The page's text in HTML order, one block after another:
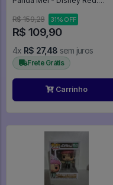
R$ 159,28
31% OFF
R$ 109,90
4x R$ 27,48 sem juros
Frete Grátis
Carrinho